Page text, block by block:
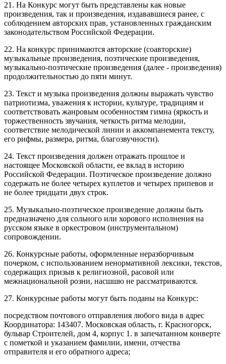
21. На Конкурс могут быть представлены как новые
произведения, так и произведения, издававшиеся ранее, с
соблюдением авторских прав, установленных гражданским
законодательством Российской Федерации.
22. На конкурс принимаются авторские (соавторские)
музыкальные произведения, поэтические произведения,
музыкально-поэтические произведения (далее - произведения)
продолжительностью до пяти минут.
23. Текст и музыка произведения должны выражать чувство
патриотизма, уважения к истории, культуре, традициям и
соответствовать жанровым особенностям гимна (яркость и
торжественность звучания, четкость ритма мелодии,
соответствие мелодической линии и аккомпанемента тексту,
его рифмы, размера, ритма, благозвучности).
24. Текст произведения должен отражать прошлое и
настоящее Московской области, ее вклад в историю
Российской Федерации. Поэтическое произведение должно
содержать не более четырех куплетов и четырех припевов и
не более тридцати двух строк.
25. Музыкально-поэтическое произведение должны быть
предназначено для сольного или хорового исполнения на
русском языке в оркестровом (инструментальном)
сопровождении.
26. Конкурсные работы, оформленные неразборчивым
почерком, с использованием ненормативной лексики, текстов,
содержащих призыв к религиозной, расовой или
межнациональной розни, насшшю не рассматриваются.
27. Конкурсные работы могут быть поданы на Конкурс:
посредством почтового отправления любого вида в адрес
Координатора: 143407. Московская область, г. Красногорск,
бульвар Строителей, дом 4, корпус 1. в запечатанном конверте
с пометкой и указанием фамилии, имени, отчества
отправителя и его обратного адреса;